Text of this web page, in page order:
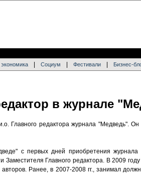
Социум Фестивали Бизнес-
в журнале
Главного редактора журнала "Медведь".
с первых дней приобретения
Заместителя Главного редактора. В 2009
Ранее, в 2007-2008 гг., занимал